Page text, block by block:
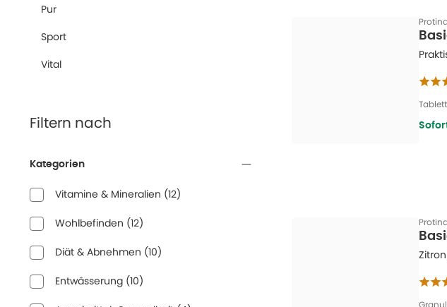
Pur
Sport
Vital
Filtern nach
Kategorien
Vitamine & Mineralien (12)
Wohlbefinden (12)
Diät & Abnehmen (10)
Entwässerung (10)